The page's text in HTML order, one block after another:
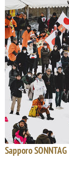
Sapporo SONNTAG